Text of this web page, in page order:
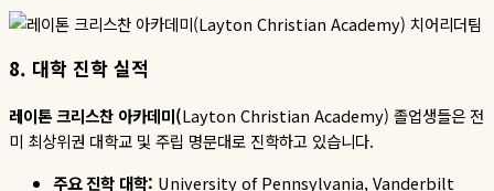
8. 대학 진학 실적
레이톤크리스찬 아카데미(Layton Christian Academy) 졸업생들은 전
미 최상위권 대학교 및 주립 명문대로 진학하고 있습니다.
주요진학 대학: University of Pennsylvania, Vanderbilt